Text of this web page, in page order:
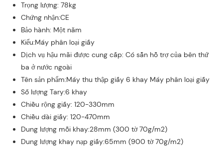
Trọng lượng: 78kg
Chứng nhận:CE
Bảo hành: Một năm
Kiểu:Máy phân loại giấy
Dịch vụ hậu mãi được cung cấp: Có sẵn hỗ trợ của bên thứ
ba ở nước ngoài
Tên sản phẩm:Máy thu thập giấy 6 khay Máy phân loại giấy
Số lượng Tary:6 khay
Chiều rộng giấy: 120-330mm
Chiều dài giấy: 120-470mm
Dung lượng mỗi khay:28mm (300 tờ 70g/m2)
Dung lượng khay nạp giấy:65mm (900 tờ 70g/m2)